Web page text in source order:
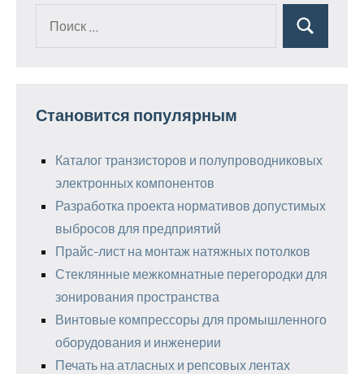
Поиск
Становится популярным
Каталог транзисторов и полупроводниковых
электронных компонентов
Разработка проекта нормативов допустимых
выбросов для предприятий
Прайс-лист на монтаж натяжных потолков
Стеклянные межкомнатные перегородки для
зонирования пространства
Винтовые компрессоры для промышленного
оборудования и инженерии
Печать на атласных и репсовых лентах